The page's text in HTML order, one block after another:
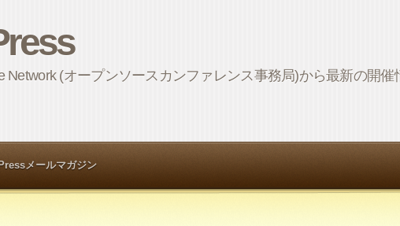
Network (オープンソースカンファレンス事務局)から最新の開催
メールマガジン